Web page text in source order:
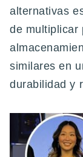
alternativas
de multiplicar
similares en
durabilidad y